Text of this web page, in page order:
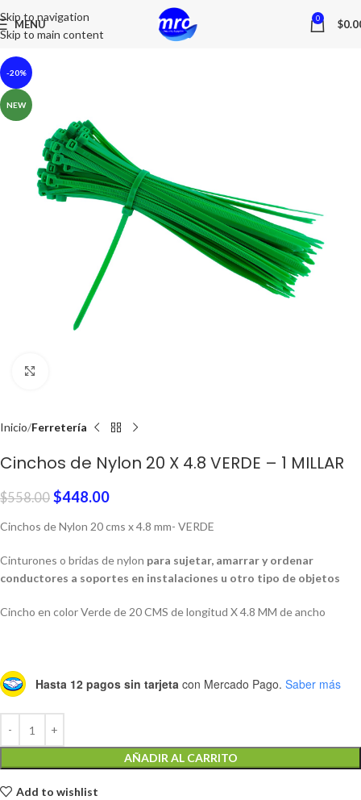
Skip to navigation
Skip to main content
MENU 0 $
-20%
NEW
Inicio Ferretería
Cinchos de Nylon 20 X 4.8 VERDE – 1 MILLAR
$558.00 $448.00
Cinchos de Nylon 20 cms x 4.8 mm- VERDE
Cinturones o bridas de nylon para sujetar, amarrar y ordenar
conductores a soportes en instalaciones u otro tipo de objetos
Cincho en color Verde de 20 CMS de longitud X 4.8 MM de ancho
Hasta 12 pagos sin tarjeta con Mercado Pago. Saber más
AÑADIR AL CARRITO
Add to wishlist